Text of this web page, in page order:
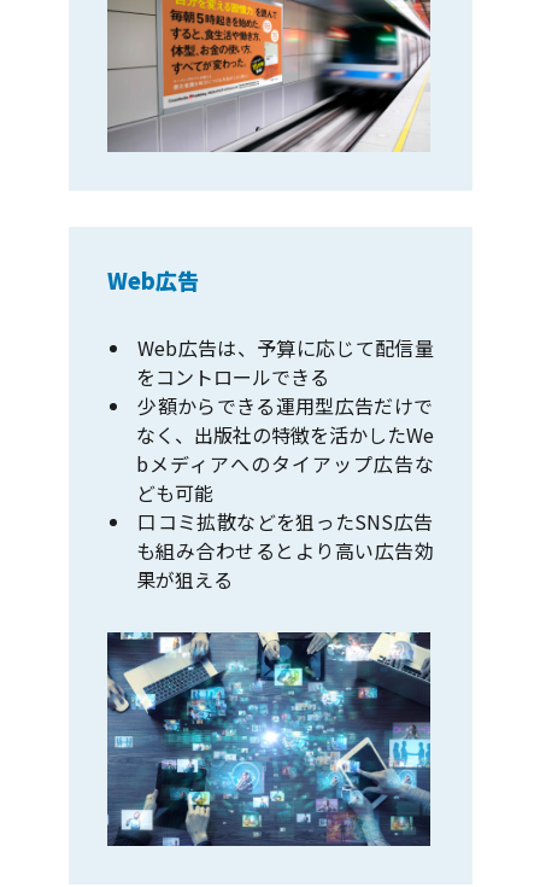
Web広告
Web広告は、予算に応じて配信量
をコントロールできる
少額からできる運用型広告だけで
なく、出版社の特徴を活かしたWe
bメディアへのタイアップ広告な
ども可能
口コミ拡散などを狙ったSNS広告
も組み合わせるとより高い広告効
果が狙える